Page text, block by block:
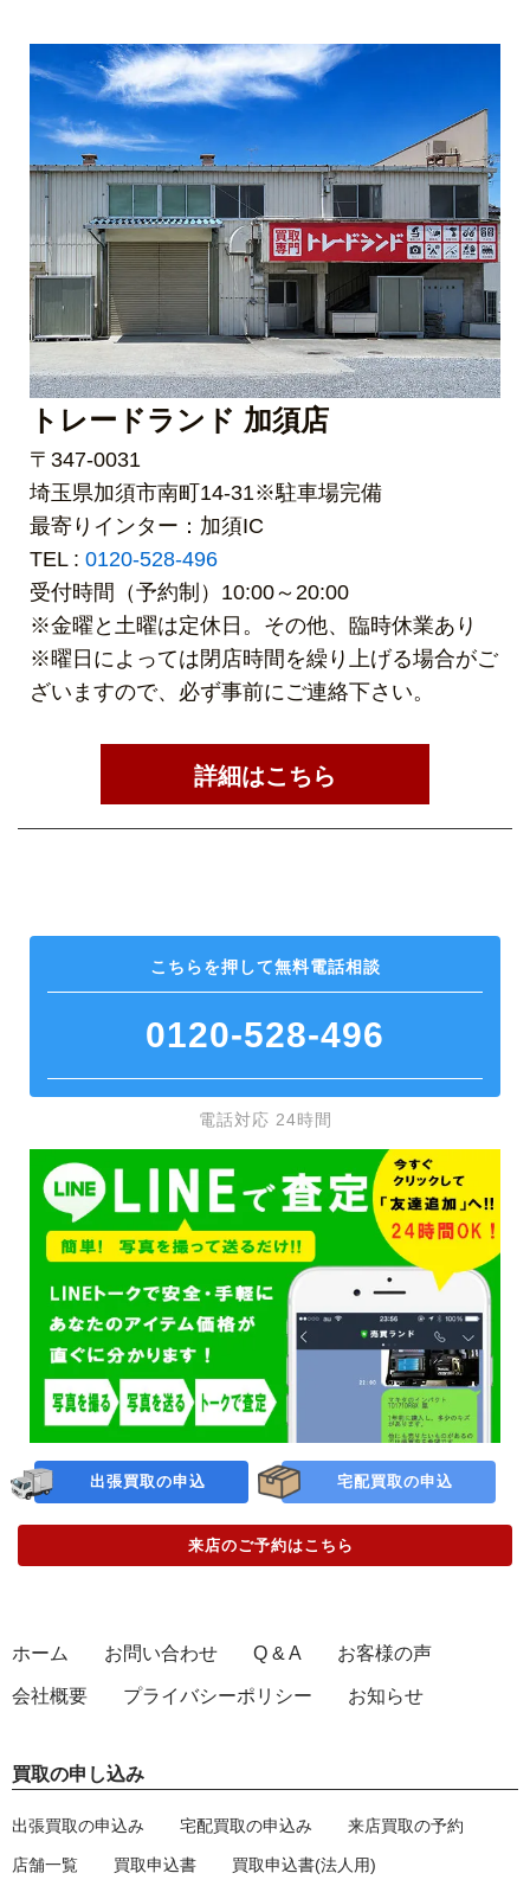
トレードランド 加須店
〒347-0031
埼玉県加須市南町14-31※駐車場完備
最寄りインター：加須IC
TEL : 0120-528-496
受付時間（予約制）10:00～20:00
※金曜と土曜は定休日。その他、臨時休業あり
※曜日によっては閉店時間を繰り上げる場合がご
ざいますので、必ず事前にご連絡下さい。
詳細はこちら
出張買取の申込 宅配買取の申込
こちらを押して無料電話相談
0120-528-496
電話対応 24時間
来店のご予約はこちら
ホーム お問い合わせ Q & A お客様の声
会社概要 プライバシーポリシー お知らせ
買取の申し込み
出張買取の申込み 宅配買取の申込み 来店買取の予約
店舗一覧 買取申込書 買取申込書(法人用)